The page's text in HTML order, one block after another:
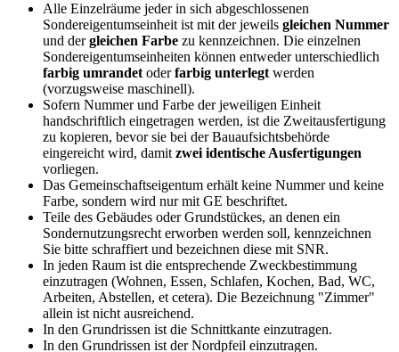
Alle Einzelräume jeder in sich abgeschlossenen
Sondereigentumseinheit ist mit der jeweils gleichen Nummer
und dergleichen Farbe zu kennzeichnen. Die einzelnen
Sondereigentumseinheiten können entweder unterschiedlich
farbig umrandet oderfarbig unterlegt werden
(vorzugsweise maschinell).
Sofern Nummer und Farbe der jeweiligen Einheit
handschriftlich eingetragen werden, ist die Zweitausfertigung
zu kopieren, bevor sie bei der Bauaufsichtsbehörde
eingereicht wird, damit zwei identische Ausfertigungen
vorliegen.
Das Gemeinschaftseigentum erhält keine Nummer und keine
Farbe, sondern wird nur mit GE beschriftet.
Teile des Gebäudes oder Grundstückes, an denen ein
Sondernutzungsrecht erworben werden soll, kennzeichnen
Sie bitte schraffiert und bezeichnen diese mit SNR.
In jeden Raum ist die entsprechende Zweckbestimmung
einzutragen (Wohnen, Essen, Schlafen, Kochen, Bad, WC,
Arbeiten, Abstellen, et cetera). Die Bezeichnung "Zimmer"
allein ist nicht ausreichend.
In den Grundrissen ist die Schnittkante einzutragen.
In den Grundrissen ist der Nordpfeil einzutragen.